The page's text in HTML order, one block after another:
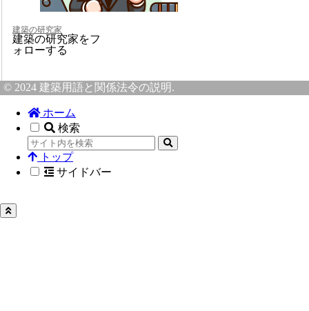
建築の研究家
建築の研究家をフ
ォローする
© 2024 建築用語と関係法令の説明.
ホーム
検索
トップ
サイドバー